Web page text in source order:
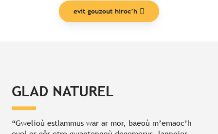
evit gouzout hiroc’h
GLAD NATUREL
“Gwelioù estlammus war ar mor, baeoù m’emaoc’h